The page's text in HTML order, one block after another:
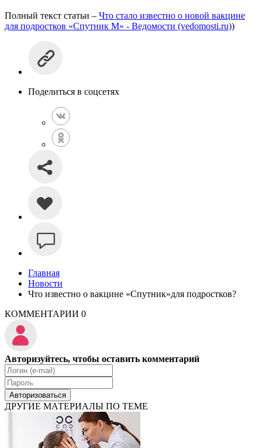
Полный текст статьи – Что стало известно о новой вакцине
для подростков «Спутник М» - Ведомости (vedomosti.ru))
Поделиться в соцсетях
Главная
Новости
Что известно о вакцине «Спутник»для подростков?
КОММЕНТАРИИ 0
Авторизуйтесь, чтобы оставить комментарий
Авторизоваться
ДРУГИЕ МАТЕРИАЛЫ ПО ТЕМЕ